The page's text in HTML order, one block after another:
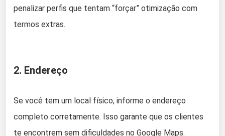
penalizar perfis que tentam “forçar” otimização com
termos extras.
2. Endereço
Se você tem um local físico, informe o endereço
completo corretamente. Isso garante que os clientes
te encontrem sem dificuldades no Google Maps.